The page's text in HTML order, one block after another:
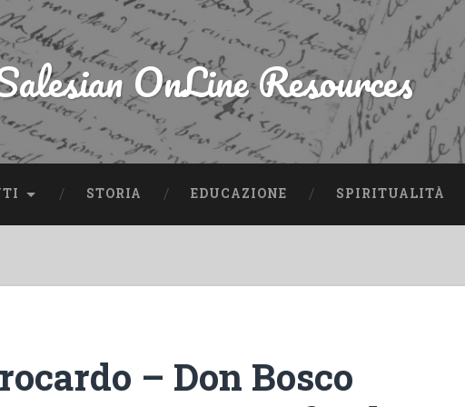
OnLine Resources
STORIA EDUCAZIONE SPIRITUALITÀ
– Don Bosco